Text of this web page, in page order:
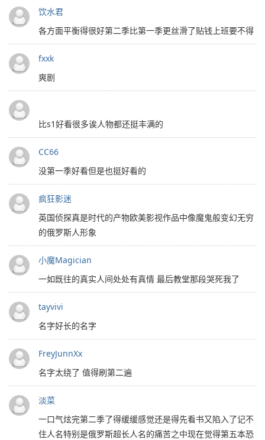
饮水君
各方面平衡得很好第二季比第一季更丝滑了贴钱上班要不得
fxxk
爽剧
比s1好看很多诶人物都还挺丰满的
CC66
没第一季好看但是也挺好看的
疯狂影迷
英国侦探真是时代的产物欧美影视作品中像魔鬼般变幻无穷
的俄罗斯人形象
小魔Magician
一如既往的真实人间处处有真情 最后教堂那段哭死我了
tayvivi
名字好长的名字
FreyJunnXx
️名字太绕了 值得刷第二遍
淡菜
一口气炫完第二季了得缓缓感觉还是得先看书又陷入了记不
住人名特别是俄罗斯超长人名的痛苦之中现在觉得第五本恐